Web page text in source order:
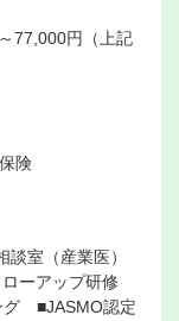
77,000円（上記
険
談室（産業医）
ーアップ研修
■JASMO認定